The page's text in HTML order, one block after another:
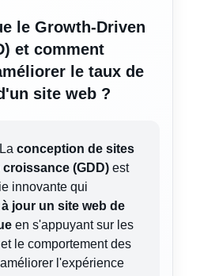
le Growth-Driven
et comment
le taux de
site web ?
La conception de sites
(GDD) est
innovante qui
jour un site web de
en s'appuyant sur les
le comportement des
l'expérience